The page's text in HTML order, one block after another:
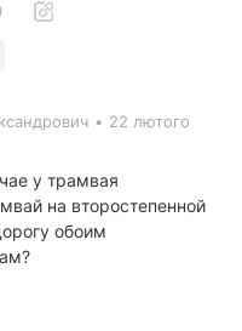
• 22 лютого
у трамвая
на второстепенной
обоим